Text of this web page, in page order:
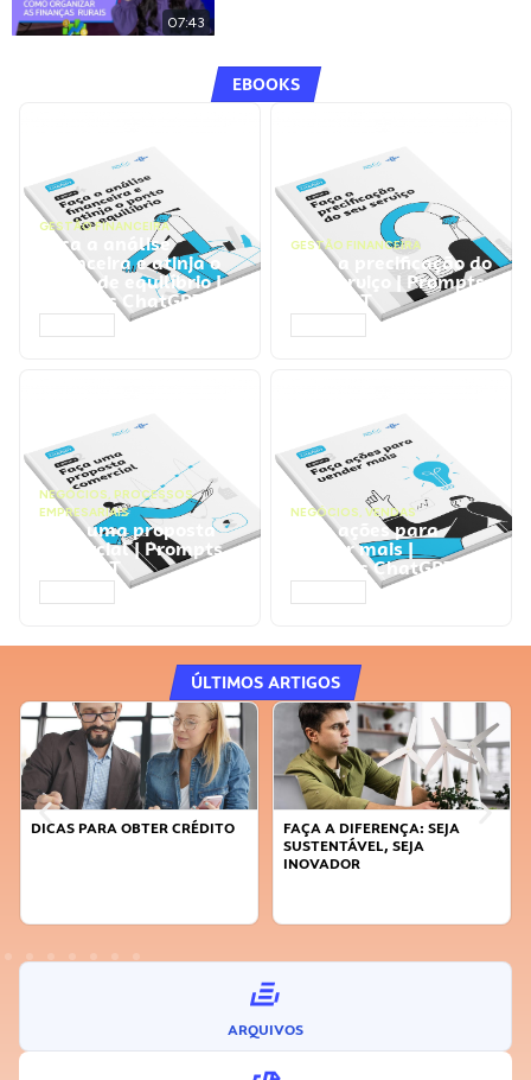
07:43
EBOOKS
GESTÃO FINANCEIRA
Faça a análise
financeira e atinja o
ponto de equilíbrio |
Prompts ChatGPT
GESTÃO FINANCEIRA
Faça a precificação do
seu serviço | Prompts
ChatGPT
NEGÓCIOS, PROCESSOS
EMPRESARIAIS
Faça uma proposta
comercial | Prompts
ChatGPT
NEGÓCIOS, VENDAS
Faça ações para
vender mais |
Prompts ChatGPT
ÚLTIMOS ARTIGOS
DICAS PARA OBTER CRÉDITO
FAÇA A DIFERENÇA: SEJA
SUSTENTÁVEL, SEJA
INOVADOR
ARQUIVOS